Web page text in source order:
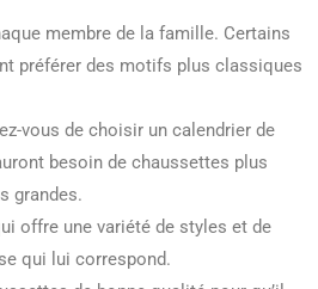
membre de la famille. Certains
préférer des motifs plus classiques
vous de choisir un calendrier de
besoin de chaussettes plus
grandes.
offre une variété de styles et de
qui lui correspond.